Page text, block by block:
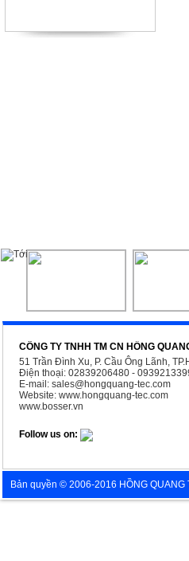
CÔNG TY TNHH TM CN HỒNG
51 Trần Đình Xu, P. Cầu Ông Lãnh,
Điện thoại: 02839206480 -
E-mail: sales@hongquang-tec.com
Website: www.hongquang-tec.com
www.bosser.vn
Follow us on:
Bản quyền © 2006-2016 HỒNG